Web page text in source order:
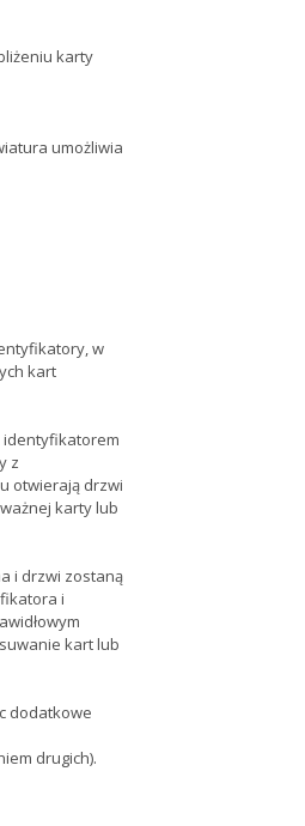
karty
umożliwia
w
kart
identyfikatorem
z
otwierają drzwi
karty lub
i drzwi zostaną
i
kart lub
dodatkowe
drugich).